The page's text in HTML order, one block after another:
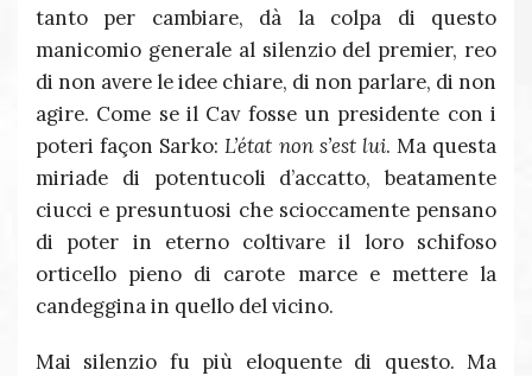
tanto per cambiare, dà la colpa di questo
manicomio generale al silenzio del premier, reo
di non avere le idee chiare, di non parlare, di non
agire. Come se il Cav fosse un presidente con i
poteri façon Sarko:L’état non s’est lui. Ma questa
miriade di potentucoli d’accatto, beatamente
ciucci e presuntuosi che scioccamente pensano
di poter in eterno coltivare il loro schifoso
orticello pieno di carote marce e mettere la
candeggina in quello del vicino.
Mai silenzio fu più eloquente di questo. Ma